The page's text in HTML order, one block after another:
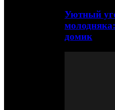
Уютный
домик